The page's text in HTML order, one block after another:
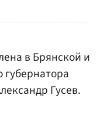
в Брянской и
Гусев.